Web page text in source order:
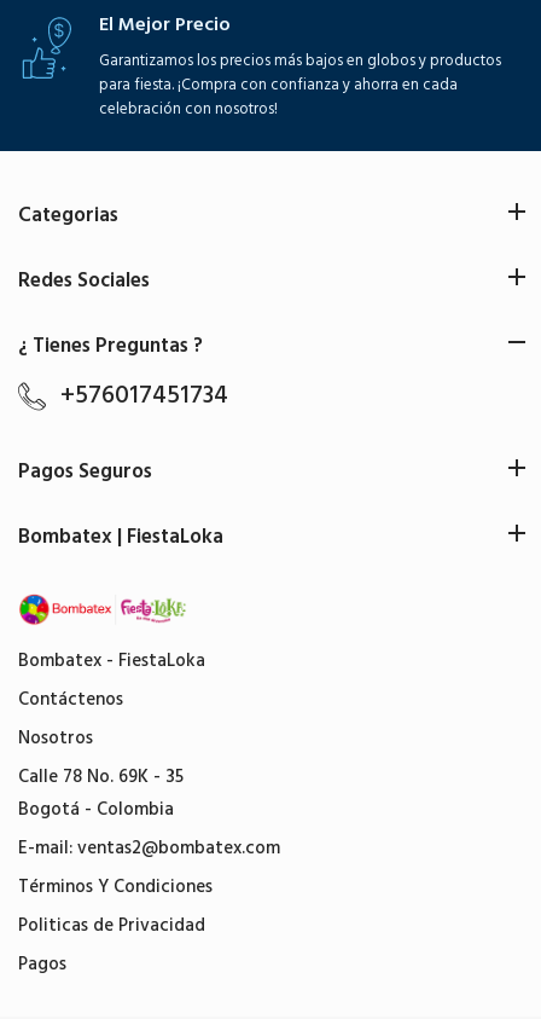
El Mejor Precio
Garantizamos los precios más bajos en globos y productos
para fiesta. ¡Compra con confianza y ahorra en cada
celebración con nosotros!
Bombatex - FiestaLoka
Contáctenos
Nosotros
Calle 78 No. 69K - 35
Bogotá - Colombia
E-mail:ventas2@bombatex.com
Términos Y Condiciones
Politicas de Privacidad
Pagos
Categorias
Redes Sociales
¿ Tienes Preguntas ?
+576017451734
Pagos Seguros
Bombatex | FiestaLoka